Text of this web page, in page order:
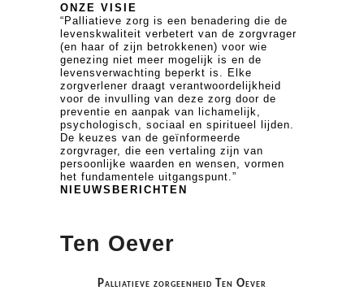
ONZE VISIE
“Palliatieve zorg is een benadering die de
levenskwaliteit verbetert van de zorgvrager
(en haar of zijn betrokkenen) voor wie
genezing niet meer mogelijk is en de
levensverwachting beperkt is. Elke
zorgverlener draagt verantwoordelijkheid
voor de invulling van deze zorg door de
preventie en aanpak van lichamelijk,
psychologisch, sociaal en spiritueel lijden.
De keuzes van de geïnformeerde
zorgvrager, die een vertaling zijn van
persoonlijke waarden en wensen, vormen
het fundamentele uitgangspunt.”
NIEUWSBERICHTEN
Ten Oever
Palliatieve zorgeenheid Ten Oever